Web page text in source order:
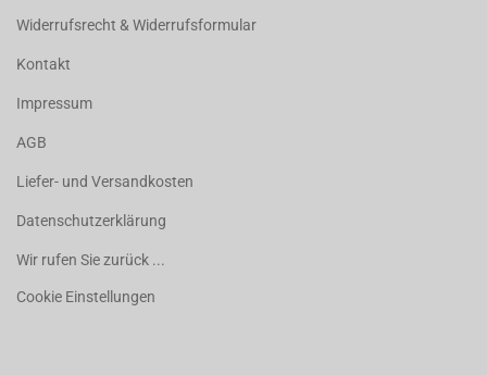
Widerrufsrecht & Widerrufsformular
Kontakt
Impressum
AGB
Liefer- und Versandkosten
Datenschutzerklärung
Wir rufen Sie zurück ...
Cookie Einstellungen